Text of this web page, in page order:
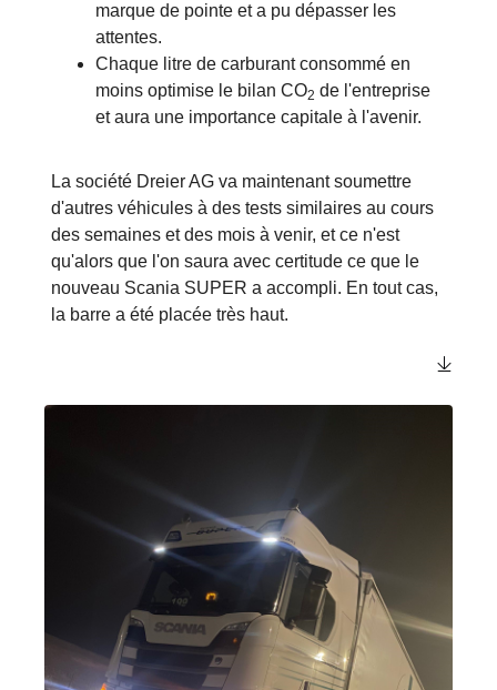
marque de pointe et a pu dépasser les
attentes.
Chaque litre de carburant consommé en
moins optimise le bilan CO2 de l'entreprise
et aura une importance capitale à l'avenir.
La société Dreier AG va maintenant soumettre
d'autres véhicules à des tests similaires au cours
des semaines et des mois à venir, et ce n'est
qu'alors que l'on saura avec certitude ce que le
nouveau Scania SUPER a accompli. En tout cas,
la barre a été placée très haut.